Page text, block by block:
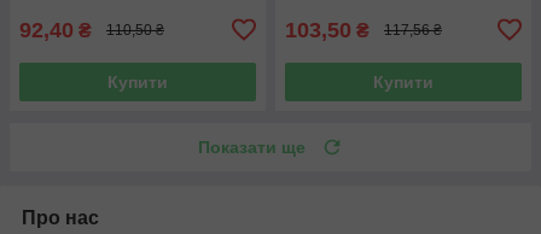
92,40 ₴ 110,50 ₴
Купити
103,50 ₴ 117,56 ₴
Купити
Показати ще
Про нас